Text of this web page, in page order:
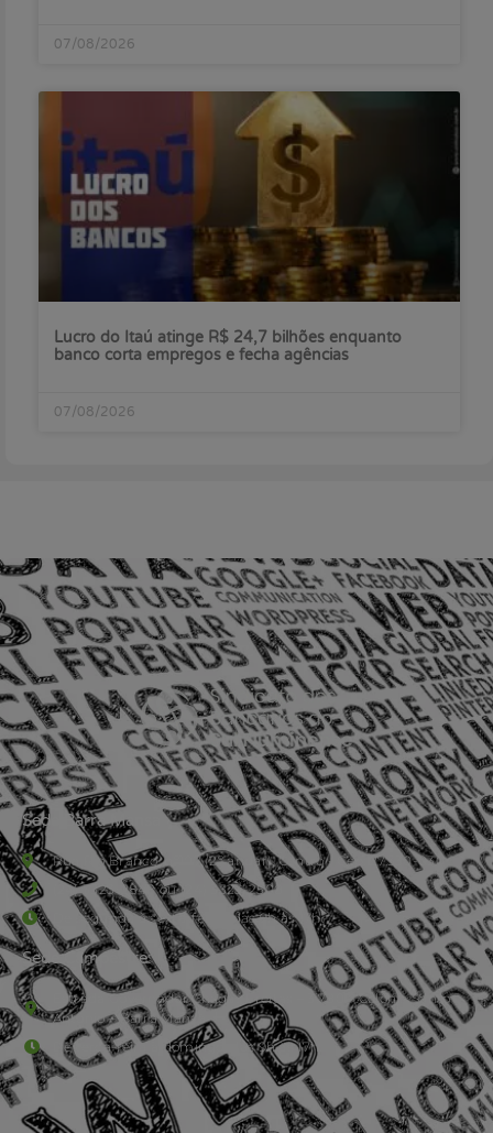
07/08/2026
Lucro do Itaú atinge R$ 24,7 bilhões enquanto
banco corta empregos e fecha agências
07/08/2026
Sede Barra Mansa
Rua Rio Branco, nº107 (2º andar), Centro - Cep: 27.330-030
(24) 3323-2848 ou (24) 3323-2500
De segunda à sexta-feira , das 9h às 17h.
Sede Campestre:
Estrada Governador Chagas Freitas – 3.780 – Colônia Santo
Antônio – Barra Mansa
De terça-feira a domingo, das 9h às 17h